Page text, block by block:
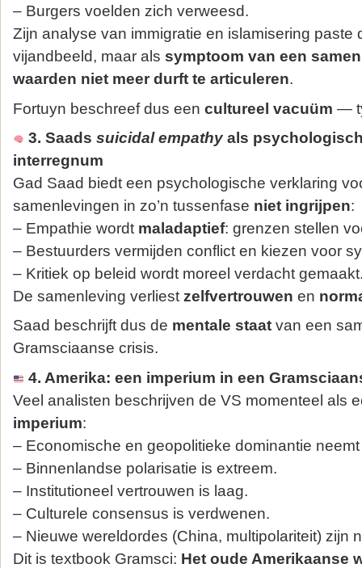
– Burgers voelden zich verweesd.
Zijn analyse van immigratie en islamisering paste
vijandbeeld, maar als symptoom van een
waarden niet meer durft te articuleren.
Fortuyn beschreef dus een cultureel vacuüm —
3. Saads suicidal empathyals
interregnum
Gad Saad biedt een psychologische verklaring
samenlevingen in zo’n tussenfase niet ingrijpen:
– Empathie wordt maladaptief: grenzen stellen
– Bestuurders vermijden conflict en kiezen voor
– Kritiek op beleid wordt moreel verdacht
De samenleving verliest zelfvertrouwen en
Saad beschrijft dus de mentale staat van een
Gramsciaanse crisis.
4. Amerika: een imperium in een
Veel analisten beschrijven de VS momenteel als
imperium:
– Economische en geopolitieke dominantie neemt
– Binnenlandse polarisatie is extreem.
– Institutioneel vertrouwen is laag.
– Culturele consensus is verdwenen.
– Nieuwe wereldordes (China, multipolariteit) zijn
Dit is textbook Gramsci: Het oude Amerikaanse